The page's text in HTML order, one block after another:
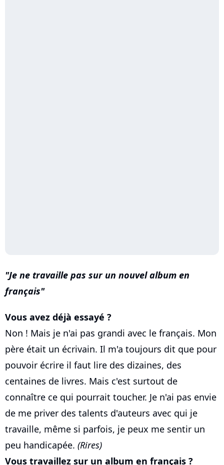
Je ne travaille pas sur un nouvel album en
français
Vous avez déjà essayé ?
Non ! Mais je n'ai pas grandi avec le français. Mon
père était un écrivain. Il m'a toujours dit que pour
pouvoir écrire il faut lire des dizaines, des
centaines de livres. Mais c'est surtout de
connaître ce qui pourrait toucher. Je n'ai pas envie
de me priver des talents d'auteurs avec qui je
travaille, même si parfois, je peux me sentir un
peu handicapée. (Rires)
Vous travaillez sur un album en français ?